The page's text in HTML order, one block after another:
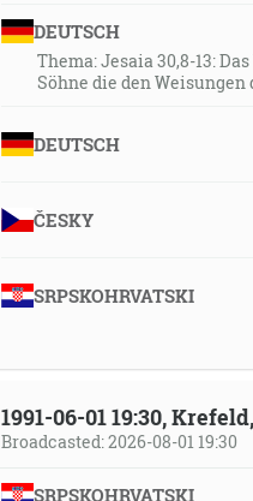
DEUTSCH
Thema: Jesaia 30,8-13:
Söhne die den
DEUTSCH
ČESKY
SRPSKOHRVATSKI
1991-06-01 19:30,
Broadcasted: 2026-08-01 19:30
SRPSKOHRVATSKI